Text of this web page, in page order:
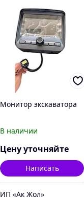
Монитор экскаватора
В наличии
Цену уточняйте
Написать
ИП «Ак Жол»